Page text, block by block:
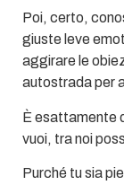
Poi, certo,
giuste leve
aggirare le
autostrada per
È esattamente
vuoi, tra noi
Purché tu sia